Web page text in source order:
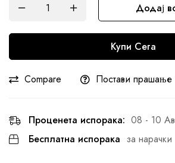
Додај
Купи Сега
Compare Постави прашање
Проценета испорака: 08 - 10
Бесплатна испорака за